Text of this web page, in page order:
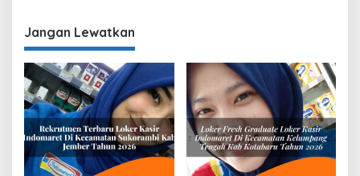
Terbaru
Jangan Lewatkan